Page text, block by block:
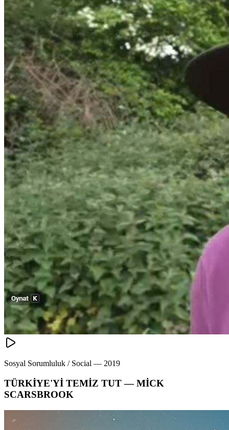
Sosyal Sorumluluk / Social — 2019
TÜRKİYE'Yİ TEMİZ TUT — MİCK
SCARSBROOK